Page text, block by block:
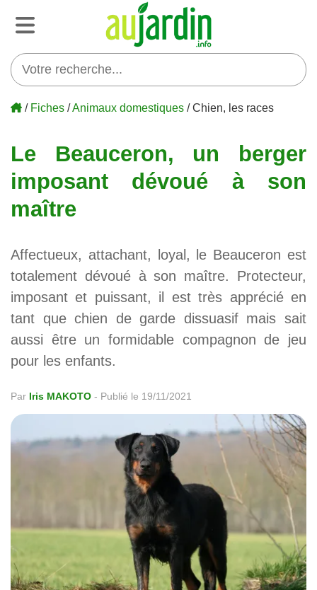
/ Fiches /Animaux domestiques / Chien, les races
Le Beauceron, un berger
imposant dévoué à son
maître
Affectueux, attachant, loyal, le Beauceron est
totalement dévoué à son maître. Protecteur,
imposant et puissant, il est très apprécié en
tant que chien de garde dissuasif mais sait
aussi être un formidable compagnon de jeu
pour les enfants.
Par Iris MAKOTO - Publié le 19/11/2021